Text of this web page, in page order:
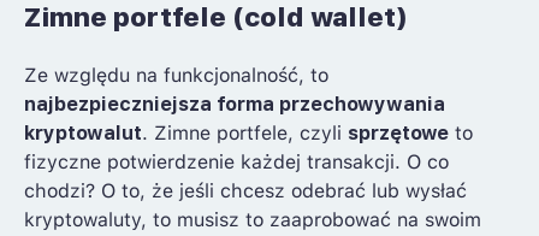
Zimne portfele (cold wallet)
Ze względu na funkcjonalność, to
najbezpieczniejsza forma przechowywania
kryptowalut. Zimne portfele, czyli sprzętowe to
fizyczne potwierdzenie każdej transakcji. O co
chodzi? O to, że jeśli chcesz odebrać lub wysłać
kryptowaluty, to musisz to zaaprobować na swoim